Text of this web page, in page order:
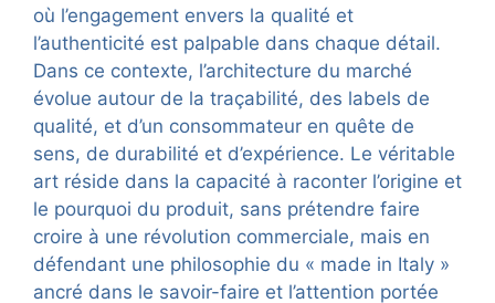
où l’engagement envers la qualité et
l’authenticité est palpable dans chaque détail.
Dans ce contexte, l’architecture du marché
évolue autour de la traçabilité, des labels de
qualité, et d’un consommateur en quête de
sens, de durabilité et d’expérience. Le véritable
art réside dans la capacité à raconter l’origine et
le pourquoi du produit, sans prétendre faire
croire à une révolution commerciale, mais en
défendant une philosophie du « made in Italy »
ancré dans le savoir-faire et l’attention portée